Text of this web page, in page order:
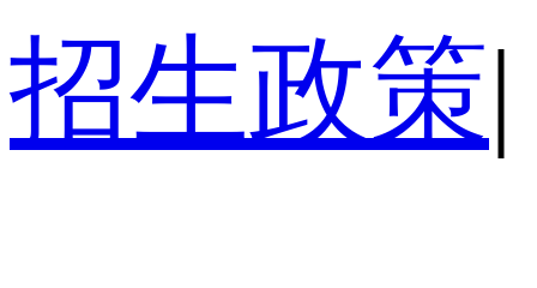
招生政策|